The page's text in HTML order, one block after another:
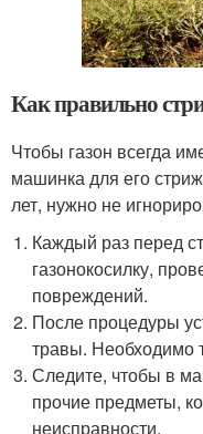
Как правильно
Чтобы газон всегда
машинка для его
лет, нужно не
Каждый раз перед
газонокосилку,
повреждений.
После процедуры
травы. Необходимо
Следите, чтобы в
прочие предметы,
неисправности.